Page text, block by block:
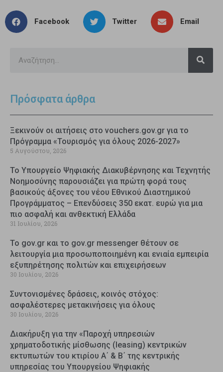
Facebook Twitter Email
Πρόσφατα άρθρα
Ξεκινούν οι αιτήσεις στο vouchers.gov.gr για το
Πρόγραμμα «Τουρισμός για όλους 2026-2027»
5 Αυγούστου, 2026
Το Υπουργείο Ψηφιακής Διακυβέρνησης και Τεχνητής
Νοημοσύνης παρουσιάζει για πρώτη φορά τους
βασικούς άξονες του νέου Εθνικού Διαστημικού
Προγράμματος – Επενδύσεις 350 εκατ. ευρώ για μια
πιο ασφαλή και ανθεκτική Ελλάδα
31 Ιουλίου, 2026
Το gov.gr και το gov.gr messenger θέτουν σε
λειτουργία μια προσωποποιημένη και ενιαία εμπειρία
εξυπηρέτησης πολιτών και επιχειρήσεων
30 Ιουλίου, 2026
Συντονισμένες δράσεις, κοινός στόχος:
ασφαλέστερες μετακινήσεις για όλους
30 Ιουλίου, 2026
Διακήρυξη για την «Παροχή υπηρεσιών
χρηματοδοτικής μίσθωσης (leasing) κεντρικών
εκτυπωτών του κτιρίου Α΄ & Β΄ της κεντρικής
υπηρεσίας του Υπουργείου Ψηφιακής